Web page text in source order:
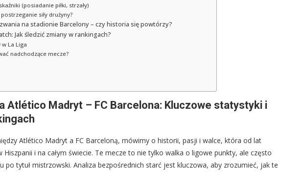
(posiadanie piłki, strzały)
siły drużyny?
na stadionie Barcelony – czy historia się powtórzy?
Jak śledzić zmiany w rankingach?
La Liga
nadchodzące mecze?
Atlético Madryt – FC Barcelona: Kluczowe statystyki i
Atlético Madryt a FC Barceloną, mówimy o historii, pasji i walce, która od lat
Hiszpanii i na całym świecie. Te mecze to nie tylko walka o ligowe punkty, ale często
po tytuł mistrzowski. Analiza bezpośrednich starć jest kluczowa, aby zrozumieć, jak te